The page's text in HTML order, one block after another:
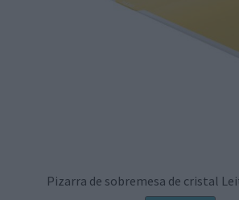
Pizarra de sobremesa de cristal